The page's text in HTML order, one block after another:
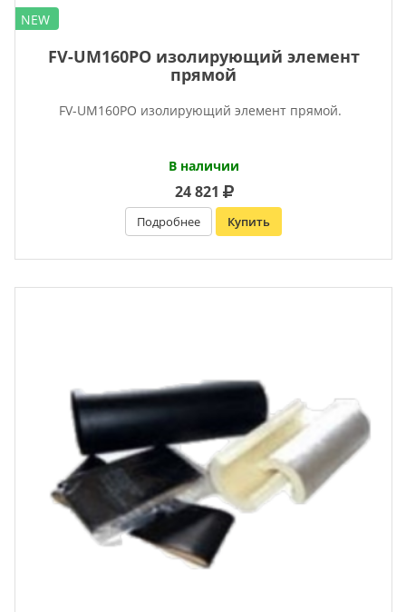
NEW
FV-UM160PO изолирующий элемент
прямой
FV-UM160PO изолирующий элемент прямой.
В наличии
24 821
Подробнее Купить